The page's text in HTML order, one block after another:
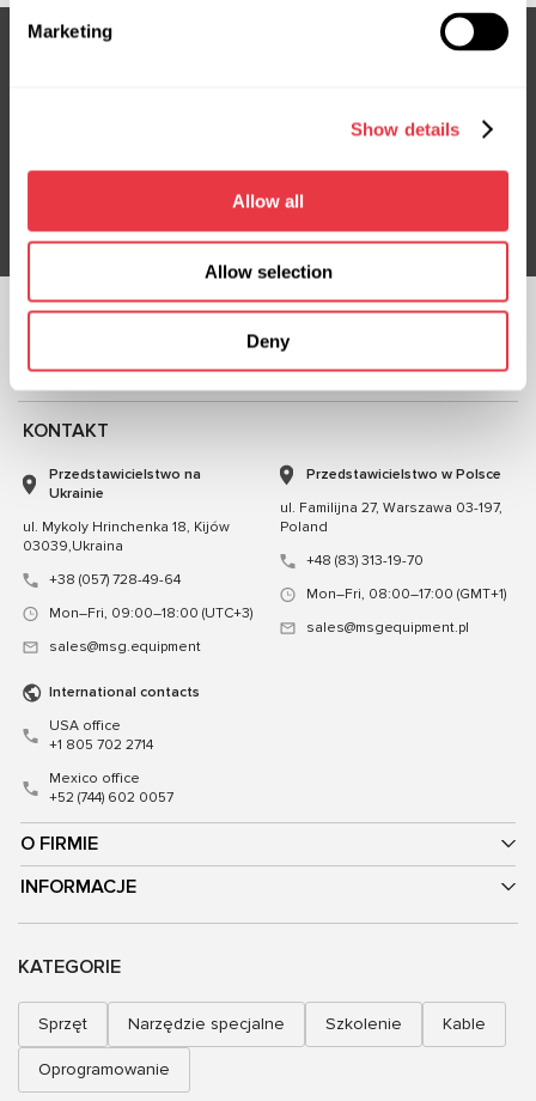
Marketing
Show details
Allow all
Allow selection
Deny
Nie przegap ekskluzywnych ofert i rabatów
CZATUJ Z NAMI
O FIRMIE
INFORMACJE
KONTAKT
Przedstawicielstwo na
Ukrainie
ul. Mykoly Hrinchenka 18, Kijów
03039,Ukraina
+38 (057) 728-49-64
Mon–Fri, 09:00–18:00 (UTC+3)
sales@msg.equipment
Przedstawicielstwo w Polsce
ul. Familijna 27, Warszawa 03-197,
Poland
+48 (83) 313-19-70
Mon–Fri, 08:00–17:00 (GMT+1)
sales@msgequipment.pl
International contacts
USA office
+1 805 702 2714
Mexico office
+52 (744) 602 0057
KATEGORIE
Sprzęt Narzędzie specjalne Szkolenie Kable
Oprogramowanie